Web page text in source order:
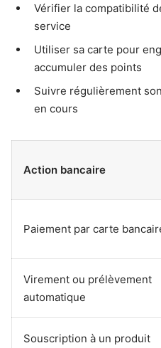
Vérifier la compatibilité
service
Utiliser sa carte pour
accumuler des points
Suivre régulièrement
en cours
Action bancaire
Paiement par carte
Virement ou prélèvement
automatique
Souscription à un produit